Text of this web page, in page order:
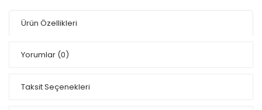
Ürün Özellikleri
Yorumlar (0)
Taksit Seçenekleri